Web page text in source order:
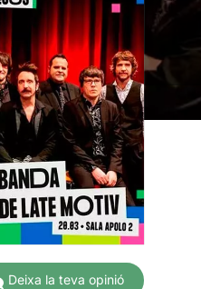
Deixa la teva opinió